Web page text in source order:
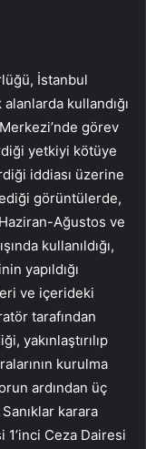
İstanbul
kullandığı
görev
yetkiyi kötüye
iddiası üzerine
görüntülerde,
Ağustos ve
kullanıldığı,
yapıldığı
ve içerideki
tarafından
yakınlaştırılıp
kurulma
ardından üç
karara
Ceza Dairesi